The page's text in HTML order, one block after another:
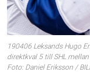
190406 Leksands Hugo
direktkval 5 till SHL
Foto: Daniel Eriksson /